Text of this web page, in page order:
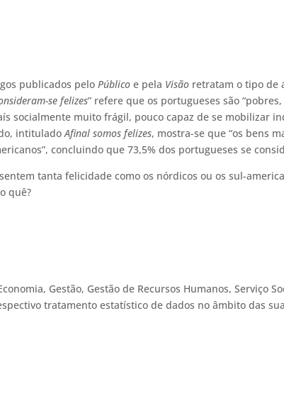
publicados peloPúblicoe pela Visão retratam o tipo de
se felizes” refere que os portugueses são “pobres,
socialmente muito frágil, pouco capaz de se mobilizar
intituladoAfinal somos felizes, mostra-se que “os bens
concluindo que 73,5% dos portugueses se
tanta felicidade como os nórdicos ou os sul-
quê?
Gestão, Gestão de Recursos Humanos, Serviço
tratamento estatístico de dados no âmbito das